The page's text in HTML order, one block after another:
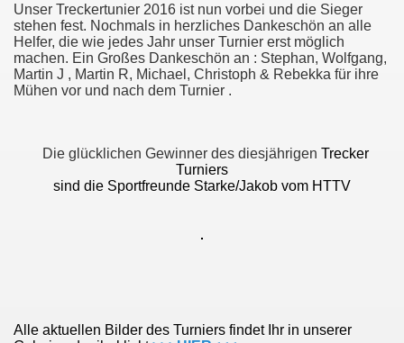
Unser Treckertunier 2016 ist nun vorbei und die Sieger
stehen fest. Nochmals in herzliches Dankeschön an alle
Helfer, die wie jedes Jahr unser Turnier erst möglich
machen. Ein Großes Dankeschön an : Stephan, Wolfgang,
Martin J , Martin R, Michael, Christoph & Rebekka für ihre
Mühen vor und nach dem Turnier .
Die glücklichen Gewinner des diesjährigen Trecker
Turniers
sind die Sportfreunde Starke/Jakob vom HTTV
Alle aktuellen Bilder des Turniers findet Ihr in unserer